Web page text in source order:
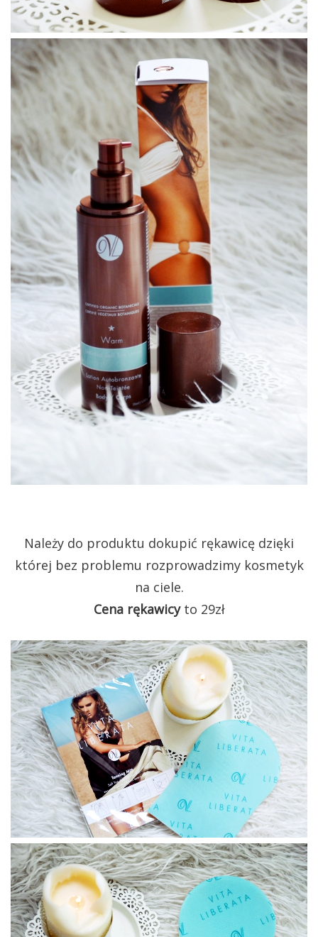
Należy do produktu dokupić rękawicę dzięki
której bez problemu rozprowadzimy kosmetyk
na ciele.
Cena rękawicy to 29zł